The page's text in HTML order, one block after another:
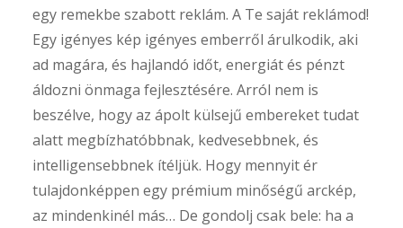
egy remekbe szabott reklám. A Te saját reklámod!
Egy igényes kép igényes emberről árulkodik, aki
ad magára, és hajlandó időt, energiát és pénzt
áldozni önmaga fejlesztésére. Arról nem is
beszélve, hogy az ápolt külsejű embereket tudat
alatt megbízhatóbbnak, kedvesebbnek, és
intelligensebbnek ítéljük. Hogy mennyit ér
tulajdonképpen egy prémium minőségű arckép,
az mindenkinél más… De gondolj csak bele: ha a